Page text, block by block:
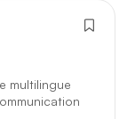
multilingue